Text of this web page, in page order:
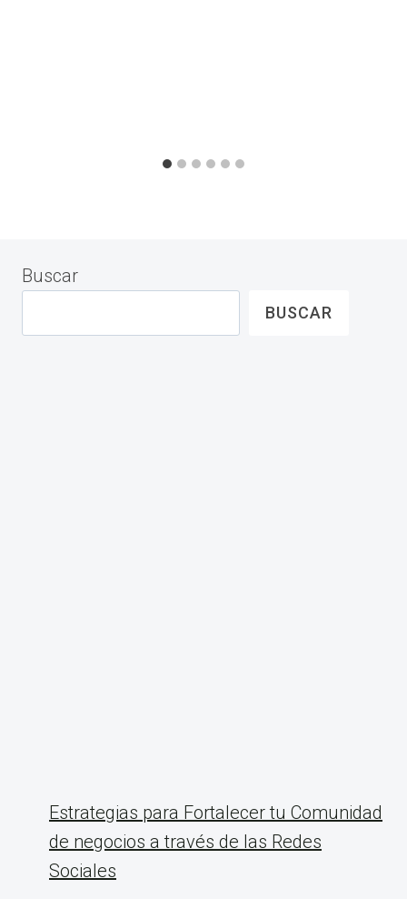
Buscar
BUSCAR
Estrategias para Fortalecer tu Comunidad
de negocios a través de las Redes
Sociales